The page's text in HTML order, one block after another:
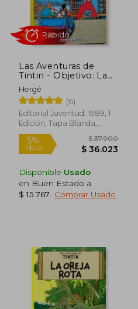
Las Aventuras de
Tintin - Objetivo: La
Luna
Hergé
(6)
Editorial Juventud, 1989, 1
Edición, Tapa Blanda,
Nuevo
Disponible Usado
en Buen Estado a
$ 15.767
Comprar Usado